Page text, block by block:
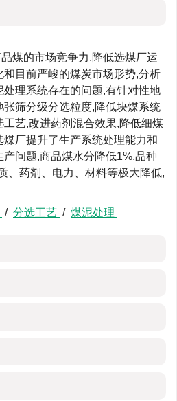
煤的市场竞争力,降低选煤厂运
目前严峻的煤炭市场形势,分析
理系统存在的问题,有针对性地
筛分级分选粒度,降低块煤系统
艺,改进药剂混合效果,降低细煤
厂提升了生产系统处理能力和
问题,商品煤水分降低1%,品种
、药剂、电力、材料等极大降低,
/ 分选工艺 / 煤泥处理